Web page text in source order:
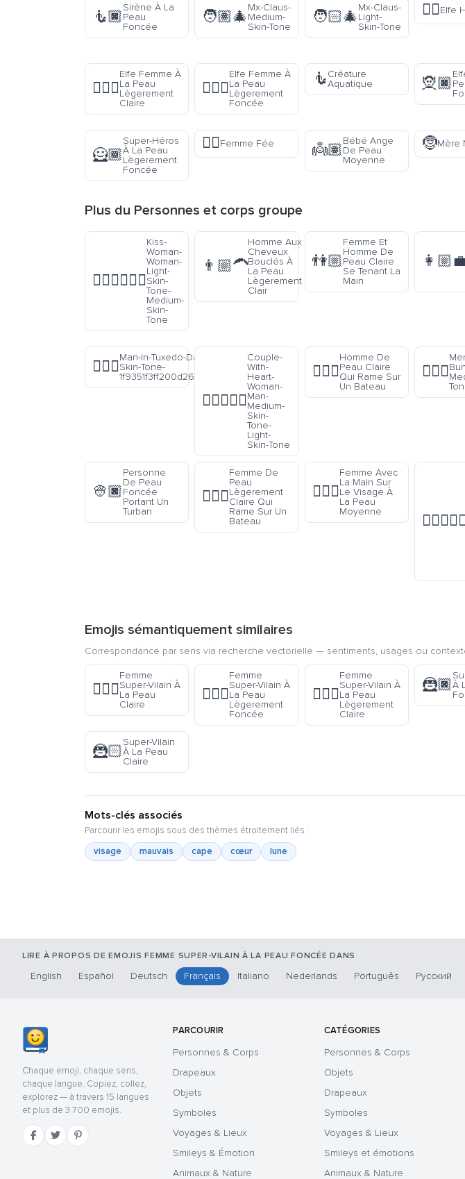
🧜🏿
Sirène À La
Peau
Foncée
🧑🏽‍🎄
Mx-Claus-
Medium-
Skin-Tone
🧑🏻‍🎄
Mx-Claus-
Light-
Skin-Tone
🧝‍♂️Elfe
🧝🏼‍♀️
Elfe Femme À
La Peau
Lègerement
Claire
🧝🏾‍♀️
Elfe Femme À
La Peau
Lègerement
Foncée
🧜Créature
Aquatique
🧝🏿
🦸🏾
Super-Héros
À La Peau
Lègerement
Foncée
🧚‍♀️Femme Fée 👼🏽
Bébé Ange
De Peau
Moyenne
🤶Mère
Plus du Personnes et corps groupe
👩🏻‍❤️‍💋‍👩🏽
Kiss-
Woman-
Woman-
Light-
Skin-
Tone-
Medium-
Skin-
Tone
👨🏼‍🦱
Homme Aux
Cheveux
Bouclés À
La Peau
Lègerement
Clair
👫🏼
Femme Et
Homme De
Peau Claire
Se Tenant La
Main
🤵🏿‍♂️
Man-In-Tuxedo-Dark-
Skin-Tone-
1f9351f3ff200d2642fe0f
👩🏽‍❤️‍👨🏻
Couple-
With-
Heart-
Woman-
Man-
Medium-
Skin-
Tone-
Light-
Skin-Tone
🚣🏻‍♂️
Homme De
Peau Claire
Qui Rame Sur
Un Bateau
👯🏽‍♂️
👳🏿
Personne
De Peau
Foncée
Portant Un
Turban
🚣🏼‍♀️
Femme De
Peau
Lègerement
Claire Qui
Rame Sur Un
Bateau
🤦🏽‍♀️
Femme Avec
La Main Sur
Le Visage À
La Peau
Moyenne
🧑🏾‍❤️‍🧑🏽
Emojis sémantiquement similaires
Correspondance par sens via recherche vectorielle — sentiments, usages ou
🦹🏻‍♀️
Femme
Super-Vilain À
La Peau
Claire
🦹🏾‍♀️
Femme
Super-Vilain À
La Peau
Lègerement
Foncée
🦹🏼‍♀️
Femme
Super-Vilain À
La Peau
Lègerement
Claire
🦹🏿À
🦹🏻
Super-Vilain
À La Peau
Claire
Mots-clés associés
Parcourir les emojis sous des thèmes étroitement liés :
visage
mauvais cape cœur lune
LIRE À PROPOS DE EMOJIS FEMME SUPER-VILAIN À LA PEAU FONCÉE DANS
English Español Deutsch Français Italiano Nederlands Português Русский
Chaque emoji, chaque sens,
chaque langue. Copiez, collez,
explorez — à travers 15 langues
et plus de 3 700 emojis.
PARCOURIR
Personnes & Corps
Drapeaux
Objets
Symboles
Voyages & Lieux
Smileys & Émotion
Animaux & Nature
CATÉGORIES
Personnes & Corps
Objets
Drapeaux
Symboles
Voyages & Lieux
Smileys et émotions
Animaux & Nature